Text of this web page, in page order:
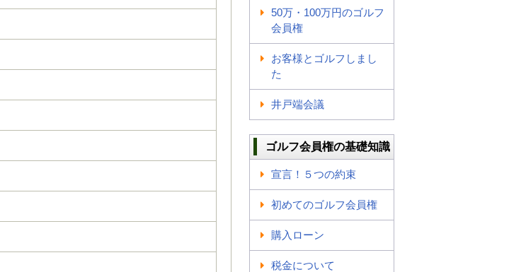
50万・100万円のゴルフ
会員権
お客様とゴルフしまし
た
井戸端会議
ゴルフ会員権の基礎知識
宣言！５つの約束
初めてのゴルフ会員権
購入ローン
税金について